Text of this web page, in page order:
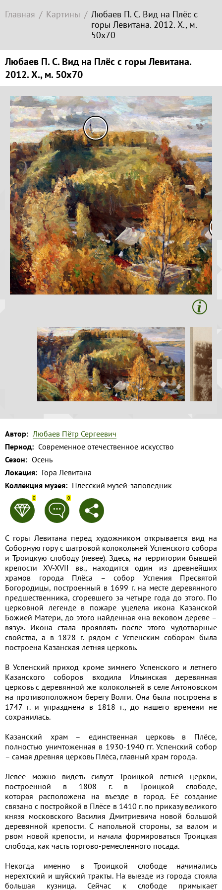
Главная Картины
Любаев П. С. Вид на Плёс с
горы Левитана. 2012. Х., м.
50х70
Любаев П. С. Вид на Плёс с горы Левитана.
2012. Х., м. 50х70
Автор: Любаев Пётр Сергеевич
Период: Современное отечественное искусство
Сезон: Осень
Локация: Гора Левитана
Коллекция музея: Плёсский музей-заповедник
0 0
С горы Левитана перед художником открывается вид на
Соборную гору с шатровой колокольней Успенского собора
и Троицкую слободу (левее). Здесь, на территории бывшей
крепости XV-XVII вв., находится один из древнейших
храмов города Плёса – собор Успения Пресвятой
Богородицы, построенный в 1699 г. на месте деревянного
предшественника, сгоревшего за четыре года до этого. По
церковной легенде в пожаре уцелела икона Казанской
Божией Матери, до этого найденная «на вековом дереве –
вязу». Икона стала проявлять после этого чудотворные
свойства, а в 1828 г. рядом с Успенским собором была
построена Казанская летняя церковь.
В Успенский приход кроме зимнего Успенского и летнего
Казанского соборов входила Ильинская деревянная
церковь с деревянной же колокольней в селе Антоновском
на противоположном берегу Волги. Она была построена в
1747 г. и упразднена в 1818 г., до нашего времени не
сохранилась.
Казанский храм – единственная церковь в Плёсе,
полностью уничтоженная в 1930-1940 гг. Успенский собор
– самая древняя церковь Плёса, главный храм города.
Левее можно видеть силуэт Троицкой летней церкви,
построенной в 1808 г. в Троицкой слободе,
которая расположена на въезде в город. Её создание
связано с постройкой в Плёсе в 1410 г. по приказу великого
князя московского Василия Дмитриевича новой большой
деревянной крепости. С напольной стороны, за валом и
рвом новой крепости, и начала формироваться Троицкая
слобода, как часть торгово-ремесленного посада.
Некогда именно в Троицкой слободе начинались
нерехтский и шуйский тракты. На выезде из города стояла
большая кузница. Сейчас к слободе примыкает
Копировать
Копируйте
координаты
места
Копировать
зарубежное
искусство
Локация
Соборная
Гора
Левитана
Заречье
Набережная
Торговая
площадь
Верхний
Плёс
Волга и
левый берег
Время
года на
картине
Зима
Лето
Осень
Коллекция
музея
1
Применить
Сбросить